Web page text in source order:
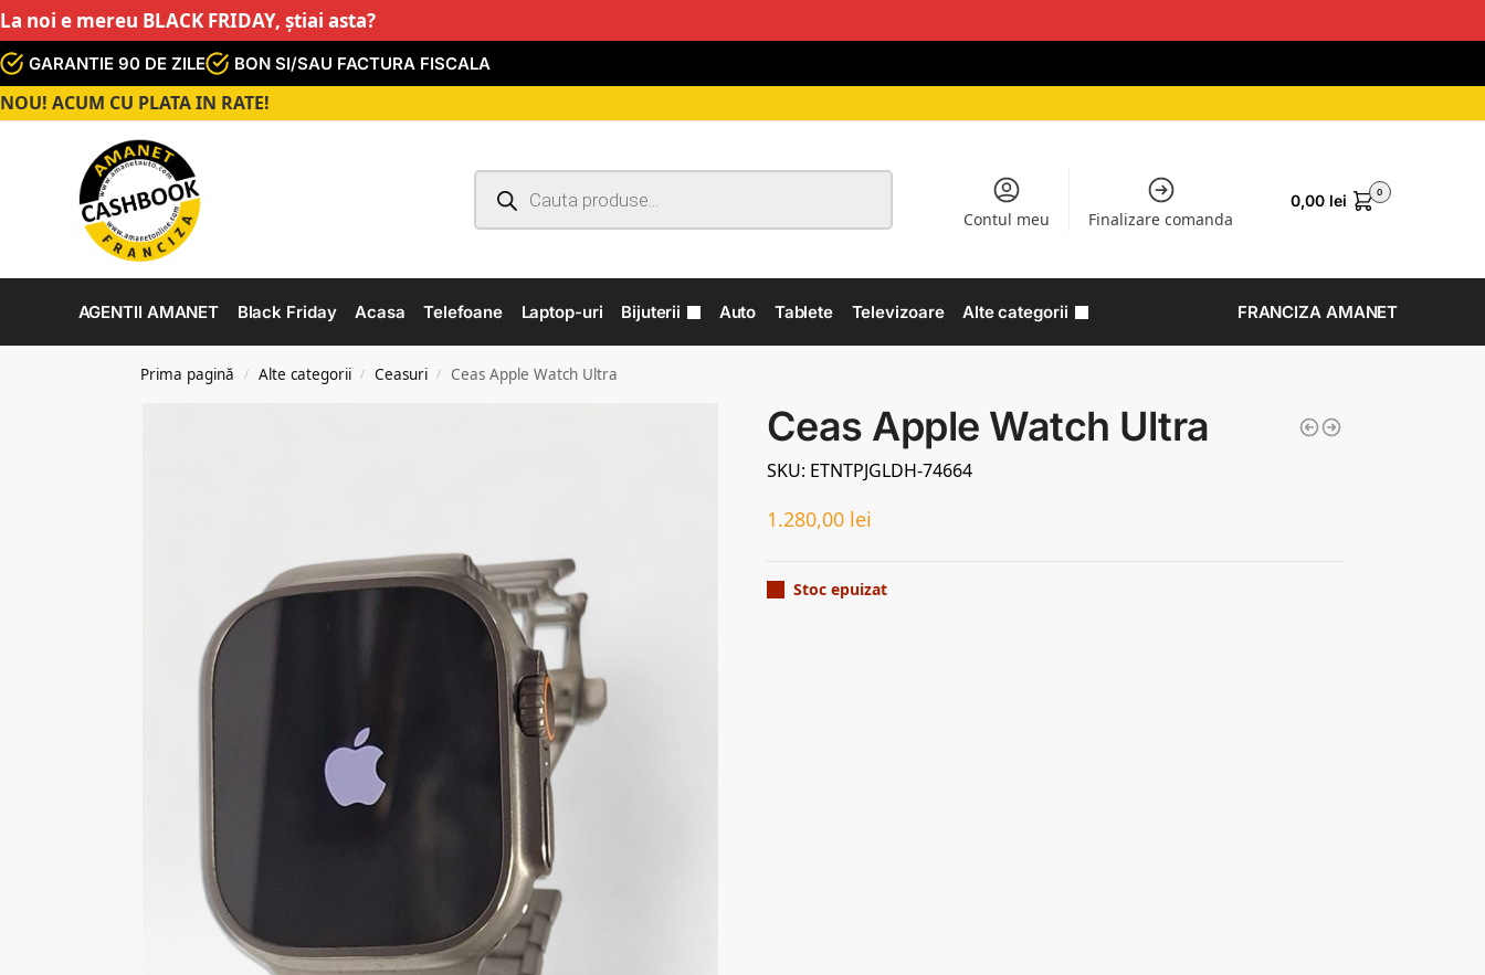
La noi e mereu BLACK FRIDAY, știai asta?
GARANTIE 90 DE ZILE BON SI/SAU FACTURA FISCALA
NOU! ACUM CU PLATA IN RATE!
Contul meu Finalizare comanda
0,00 lei 0
AGENTII AMANET Black Friday Acasa Telefoane Laptop-uri Bijuterii Auto Tablete Televizoare Alte categorii FRANCIZA AMANET
Prima pagină / Alte categorii / Ceasuri / Ceas Apple Watch Ultra
Ceas Apple Watch Ultra
SKU: ETNTPJGLDH-74664
1.280,00 lei
Stoc epuizat